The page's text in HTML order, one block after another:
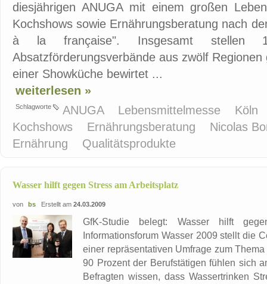
diesjährigen ANUGA mit einem großen
Kochshows sowie Ernährungsberatung nach
à la française". Insgesamt stellen
Absatzförderungsverbände aus zwölf
einer Showküche bewirtet ...
weiterlesen »
Schlagworte ANUGA Lebensmittelmesse
Köln
Kochshows
Ernährungsberatung
Nicolas
Ernährung
Qualitätsprodukte
Wasser hilft gegen Stress am Arbeitsplatz
von bs Erstellt am 24.03.2009
GfK-Studie belegt: Wasser hilft
Informationsforum Wasser 2009 stellt die
einer repräsentativen Umfrage zum
90 Prozent der Berufstätigen fühlen sich
Befragten wissen, dass Wassertrinken